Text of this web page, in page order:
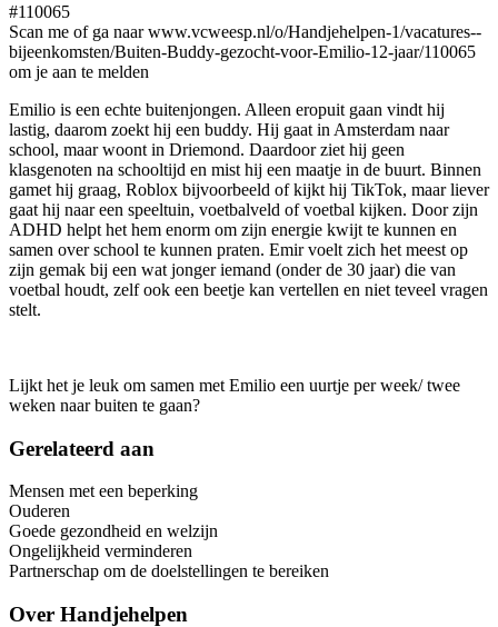
#110065
Scan me of ga naar www.vcweesp.nl/o/Handjehelpen-1/vacatures--
bijeenkomsten/Buiten-Buddy-gezocht-voor-Emilio-12-jaar/110065
om je aan te melden
Emilio is een echte buitenjongen. Alleen eropuit gaan vindt hij
lastig, daarom zoekt hij een buddy. Hij gaat in Amsterdam naar
school, maar woont in Driemond. Daardoor ziet hij geen
klasgenoten na schooltijd en mist hij een maatje in de buurt. Binnen
gamet hij graag, Roblox bijvoorbeeld of kijkt hij TikTok, maar liever
gaat hij naar een speeltuin, voetbalveld of voetbal kijken. Door zijn
ADHD helpt het hem enorm om zijn energie kwijt te kunnen en
samen over school te kunnen praten. Emir voelt zich het meest op
zijn gemak bij een wat jonger iemand (onder de 30 jaar) die van
voetbal houdt, zelf ook een beetje kan vertellen en niet teveel vragen
stelt.
Lijkt het je leuk om samen met Emilio een uurtje per week/ twee
weken naar buiten te gaan?
Gerelateerd aan
Mensen met een beperking
Ouderen
Goede gezondheid en welzijn
Ongelijkheid verminderen
Partnerschap om de doelstellingen te bereiken
Over Handjehelpen